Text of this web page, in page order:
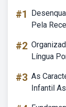
#1
Pela
#2
Língua
#3 As
Infantil